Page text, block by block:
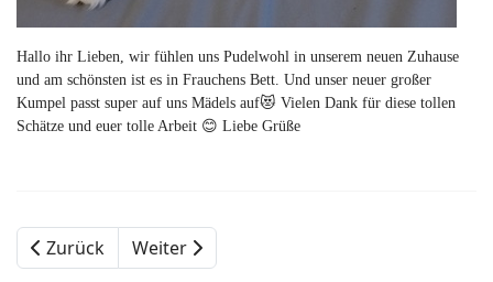
Hallo ihr Lieben, wir fühlen uns Pudelwohl in unserem neuen Zuhause
und am schönsten ist es in Frauchens Bett. Und unser neuer großer
Kumpel passt super auf uns Mädels auf😻 Vielen Dank für diese tollen
Schätze und euer tolle Arbeit 😊 Liebe Grüße
Zurück Weiter